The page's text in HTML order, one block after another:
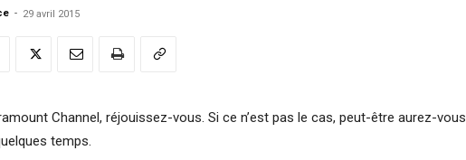
- 29 avril 2015
Channel, réjouissez-vous. Si ce n’est pas le cas, peut-être aurez-vous
temps.